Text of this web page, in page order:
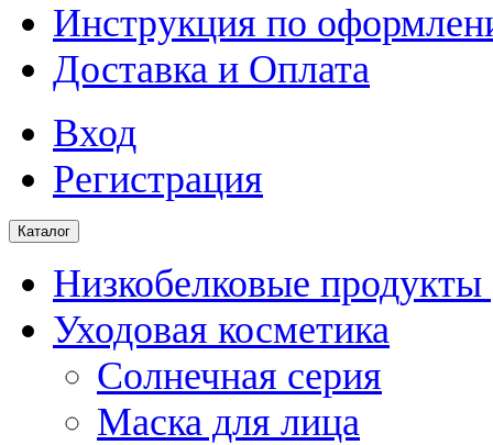
Инструкция по
Доставка и Оплата
Вход
Регистрация
Каталог
Низкобелковые продукты
Уходовая косметика
Солнечная серия
Маска для лица